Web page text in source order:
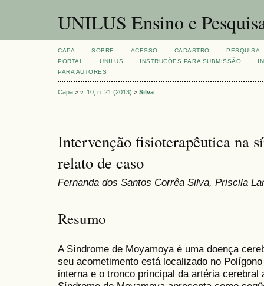
UNILUS Ensino e
CAPA SOBRE ACESSO CADASTRO
PESQUISA
PORTAL
UNILUS INSTRUÇÕES PARA SUBMISSÃO
PARA AUTORES
Capa > v. 10, n. 21 (2013) > Silva
Intervenção fisioterapêutica na
relato de caso
Fernanda dos Santos Corrêa Silva, Priscila
Resumo
A Síndrome de Moyamoya é uma doença
seu acometimento está localizado no
interna e o tronco principal da artéria